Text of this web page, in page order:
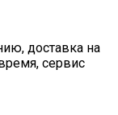
доставка на
сервис